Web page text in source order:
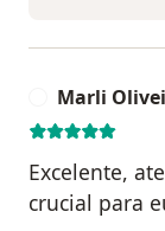
Marli
Excelente,
crucial para